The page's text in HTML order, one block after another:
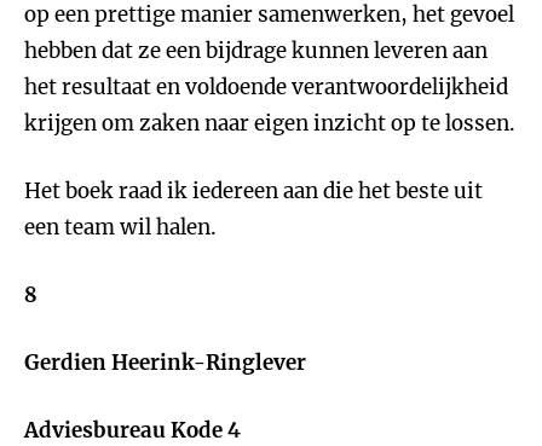
op een prettige manier samenwerken, het gevoel
hebben dat ze een bijdrage kunnen leveren aan
het resultaat en voldoende verantwoordelijkheid
krijgen om zaken naar eigen inzicht op te lossen.
Het boek raad ik iedereen aan die het beste uit
een team wil halen.
8
Gerdien Heerink-Ringlever
Adviesbureau Kode 4